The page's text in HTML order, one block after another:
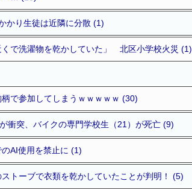
かり生徒は近隣に分散 (1)
くで洗濯物を乾かしていた」 北区小学校火災 (1)
で参加してしまうｗｗｗｗｗ (30)
衝突、バイクの専門学校生（21）が死亡 (9)
のAI使用を禁止に (1)
トーブで衣類を乾かしていたことが判明！ (5)